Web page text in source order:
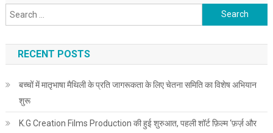
Search for:
RECENT POSTS
बच्चों में मातृभाषा मैथिली के प्रति जागरूकता के लिए चेतना समिति का विशेष अभियान
शुरू
K.G Creation Films Production की हुई शुरुआत, पहली शॉर्ट फ़िल्म ‘फ़र्ज़ और